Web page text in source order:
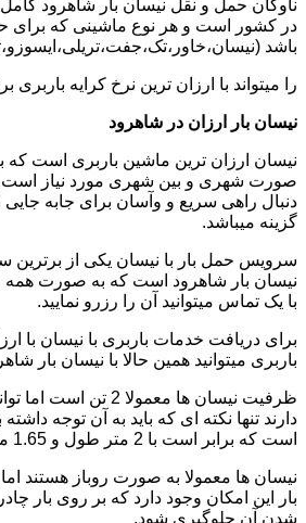
ناوگان حمل و نقل نیسان بار شاهرود
در کشور است و هر نوع ماشینی که برای
باشد
را میتواند با ارزان ترین نرخ کرایه باربری
نیسان بار ارزان در شاهرود
نیسان ارزان ترین ماشین باربری است که
صورت شهری و بین شهری مورد نیاز است
دنبال راهی سریع و وآسان برای جابه جایی
گزینه میباشد.
سرویس حمل بار با نیسان یکی از برترین
نیسان بار شاهرود است که به صورت همه
با یک تماس میتوانید آن را رزرو نمایید.
برای دریافت خدمات باربری با نیسان با
باربری میتوانید همین حالا با نیسان بار
ظرفیت نیسان ها معمولا 2
دارند تنها نکته ای که باید به آن توجه داشته
است که برابر است با 2 متر طول و 1.65 متر عرض.
نیسان ها معمولا به صورت روباز هستند
بار این امکان وجود دارد که بر روی بار
شدن آن جلوگیری شود.